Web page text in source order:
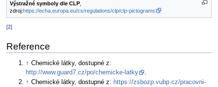
Výstražné symboly dle CLP,
zdroj:https://echa.europa.eu/cs/regulations/clp/clp-pictograms
[2]
Reference
↑ Chemické látky, dostupné z:
http://www.guard7.cz/po/chemicke-latky
↑ Chemické látky, dostupné z: https://zsbozp.vubp.cz/pracovni-